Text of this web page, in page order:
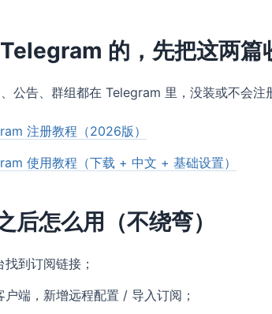
的，先把这两篇
公告、群组都在 Telegram 里，没装或不会注
注册教程（2026版）
使用教程（下载 + 中文 + 基础设置）
后怎么用（不绕弯）
找到订阅链接；
户端，新增远程配置 / 导入订阅；